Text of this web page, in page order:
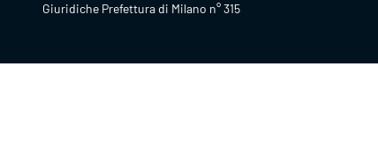
Giuridiche Prefettura di Milano n° 315